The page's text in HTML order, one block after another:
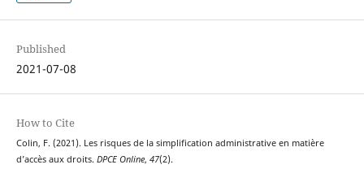
Published
2021-07-08
How to Cite
Colin, F. (2021). Les risques de la simplification administrative en matière
d’accès aux droits. DPCE Online, 47(2).